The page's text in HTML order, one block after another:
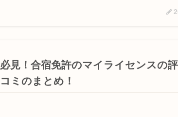
必見！合宿免許のマイライセンスの
コミのまとめ！